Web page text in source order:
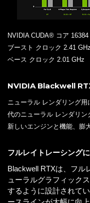
NVIDIA CUDA® コア 16384
ブースト クロック 2.41 GHz
ベース クロック 2.01 GHz
NVIDIA Blackwell
ニューラル レンダリング
代のニューラル レンダリ
新しいエンジンと機能、膨
フルレイトレーシングに
Blackwell RTXは、フル
ューラルグラフィック
するように設計されて